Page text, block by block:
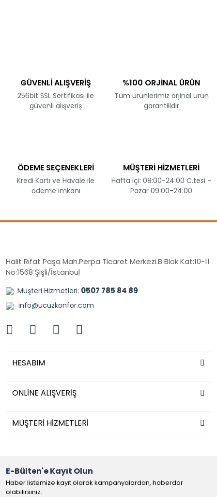
GÜVENLİ ALIŞVERİŞ
256bit SSL Sertifikası ile
güvenli alışveriş
%100 ORJİNAL ÜRÜN
Tüm ürünlerimiz orjinal ürün
garantilidir
ÖDEME SEÇENEKLERİ
Kredi Kartı ve Havale ile
ödeme imkanı
MÜŞTERİ HİZMETLERİ
Hafta içi: 08:00-24:00 C.tesi -
Pazar 09:00-24:00
Halit Rıfat Paşa Mah.Perpa Ticaret Merkezi.B Blok Kat:10-11
No:1568 Şişli/İstanbul
Müşteri Hizmetleri: 0507 785 84 89
info@ucuzkonfor.com
HESABIM
ONLİNE ALIŞVERİŞ
MÜŞTERİ HİZMETLERİ
E-Bülten'e Kayıt Olun
Haber listemize kayıt olarak kampanyalardan, haberdar
olabilirsiniz.